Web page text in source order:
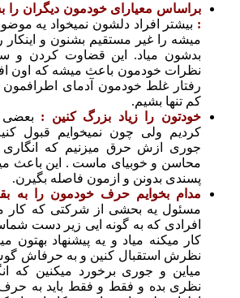
معیارای خودمون دیگران را بسنجیم و
افراد دلشون نمیخواد یه موضوعی که
را غیر مستقیم بشنون و اینکار را اصلا
میاد. این قضاوت کردن و سنجیدن
خودمون باعث میشه که اون افراد ار ما
غلط خودمون آدمای اطرافمون را از
بشیم.
را زیاد بزرگ کنین : بعضی وقتا
ولی چون نمیخوایم قبول کنیم
ازش حرق میزنیم که انگاری کار خوبی
و خوبیای ماست . این باعث میشه افراد
بدونن و ازمون فاصله بگیرن.
بخوایم حرف خودمون را به بقیه تحمیل
یه بحشی از شرکتی که کار میکنین
که به گونه ایی زیر دست شماست و
میکنه میاد و یه پیشنهاد بهتون میده و شما
استقبال کنین و به حرفاش گوش بدین
و جوری برخورد میکنین که انگار اون
بده و فقط و فقط باید به حرف شما